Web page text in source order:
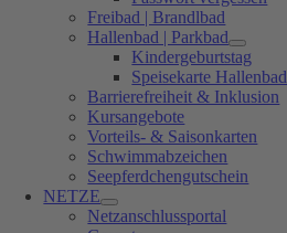
Freibad | Brandlbad
Hallenbad | Parkbad
Kindergeburtstag
Speisekarte Hallenbad
Barrierefreiheit & Inklusion
Kursangebote
Vorteils- & Saisonkarten
Schwimmabzeichen
Seepferdchengutschein
NETZE
Netzanschlussportal